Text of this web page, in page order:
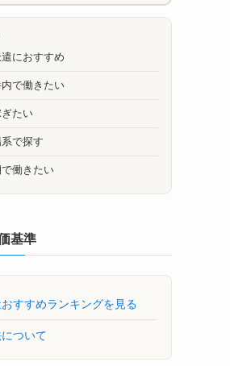
におすすめ
で働きたい
たい
で探す
働きたい
基準
すすめランキングを見る
ついて